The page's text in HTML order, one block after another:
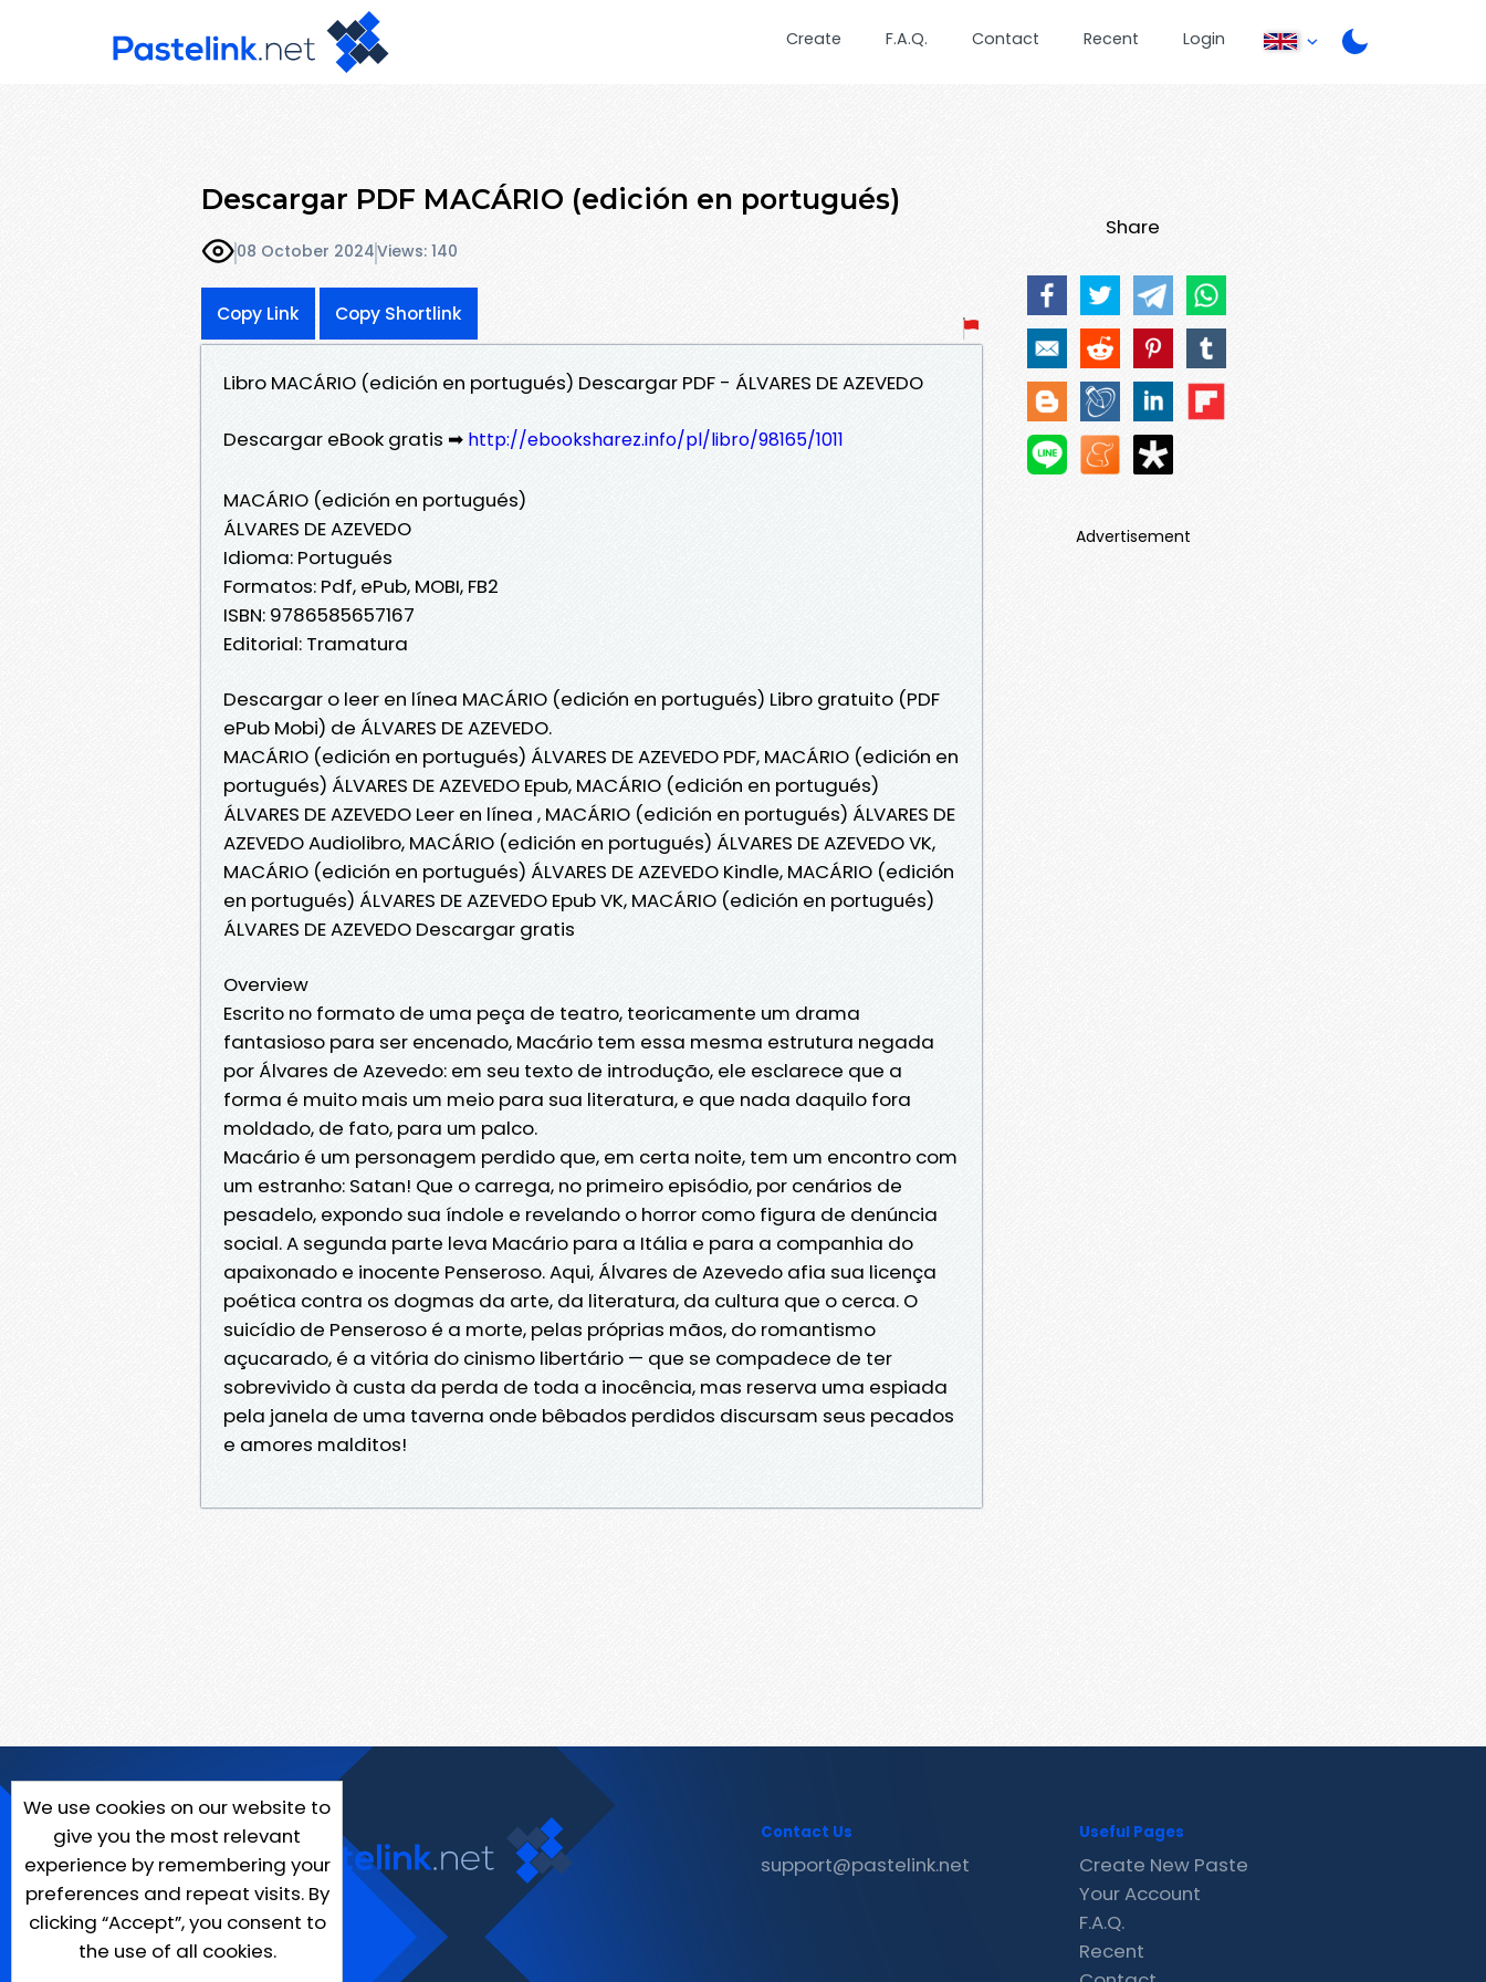
Create F.A.Q. Contact Recent Login
Descargar PDF MACÁRIO (edición en portugués)
08 October 2024Views: 140
Copy Link Copy Shortlink
Libro MACÁRIO (edición en portugués) Descargar PDF - ÁLVARES DE AZEVEDO
Descargar eBook gratis ➡ http://ebooksharez.info/pl/libro/98165/1011
MACÁRIO (edición en portugués)
ÁLVARES DE AZEVEDO
Idioma: Portugués
Formatos: Pdf, ePub, MOBI, FB2
ISBN: 9786585657167
Editorial: Tramatura
Descargar o leer en línea MACÁRIO (edición en portugués) Libro gratuito (PDF
ePub Mobi) de ÁLVARES DE AZEVEDO.
MACÁRIO (edición en portugués) ÁLVARES DE AZEVEDO PDF, MACÁRIO (edición en
portugués) ÁLVARES DE AZEVEDO Epub, MACÁRIO (edición en portugués)
ÁLVARES DE AZEVEDO Leer en línea , MACÁRIO (edición en portugués) ÁLVARES DE
AZEVEDO Audiolibro, MACÁRIO (edición en portugués) ÁLVARES DE AZEVEDO VK,
MACÁRIO (edición en portugués) ÁLVARES DE AZEVEDO Kindle, MACÁRIO (edición
en portugués) ÁLVARES DE AZEVEDO Epub VK, MACÁRIO (edición en portugués)
ÁLVARES DE AZEVEDO Descargar gratis
Overview
Escrito no formato de uma peça de teatro, teoricamente um drama
fantasioso para ser encenado, Macário tem essa mesma estrutura negada
por Álvares de Azevedo: em seu texto de introdução, ele esclarece que a
forma é muito mais um meio para sua literatura, e que nada daquilo fora
moldado, de fato, para um palco.
Macário é um personagem perdido que, em certa noite, tem um encontro com
um estranho: Satan! Que o carrega, no primeiro episódio, por cenários de
pesadelo, expondo sua índole e revelando o horror como figura de denúncia
social. A segunda parte leva Macário para a Itália e para a companhia do
apaixonado e inocente Penseroso. Aqui, Álvares de Azevedo afia sua licença
poética contra os dogmas da arte, da literatura, da cultura que o cerca. O
suicídio de Penseroso é a morte, pelas próprias mãos, do romantismo
açucarado, é a vitória do cinismo libertário — que se compadece de ter
sobrevivido à custa da perda de toda a inocência, mas reserva uma espiada
pela janela de uma taverna onde bêbados perdidos discursam seus pecados
e amores malditos!
Share
Advertisement
We use cookies on our website to
give you the most relevant
experience by remembering your
preferences and repeat visits. By
clicking “Accept”, you consent to
the use of all cookies.
Contact Us
support@pastelink.net
Useful Pages
Create New Paste
Your Account
F.A.Q.
Recent